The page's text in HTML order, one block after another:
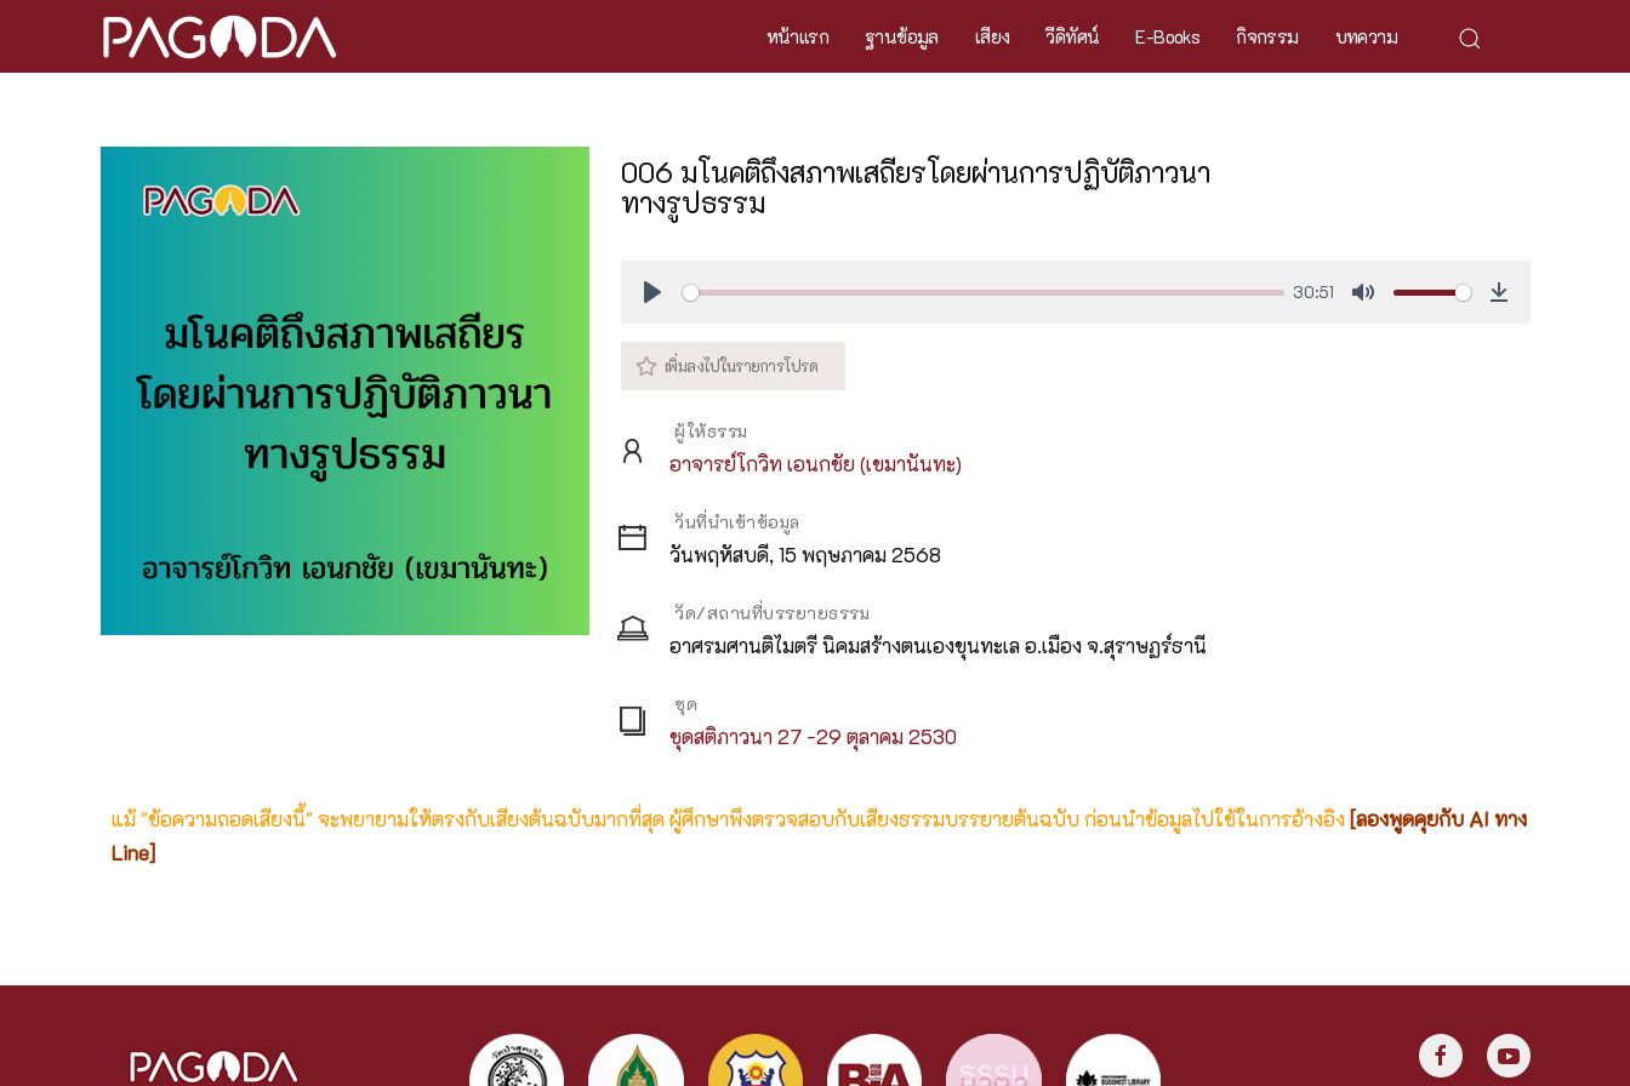
หน้าแรก ฐานข้อมูล เสียง วีดิทัศน์ E-Books กิจกรรม บทความ
006 มโนคติถึงสภาพเสถียรโดยผ่านการปฏิบัติภาวนา
ทางรูปธรรม
30:51
ผู้ให้ธรรม
อาจารย์โกวิท เอนกชัย (เขมานันทะ)
วันที่นำเข้าข้อมูล
วันพฤหัสบดี, 15 พฤษภาคม 2568
วัด/สถานที่บรรยายธรรม
อาศรมศานติไมตรี นิคมสร้างตนเองขุนทะเล อ.เมือง จ.สุราษฏร์ธานี
ชุด
ชุดสติภาวนา 27 -29 ตุลาคม 2530
แม้ "ข้อความถอดเสียงนี้" จะพยายามให้ตรงกับเสียงต้นฉบับมากที่สุด ผู้ศึกษาพึงตรวจสอบกับเสียงธรรมบรรยายต้นฉบับ ก่อนนำข้อมูลไปใช้ในการอ้างอิง [ลองพูดคุยกับ AI ทาง
Line]